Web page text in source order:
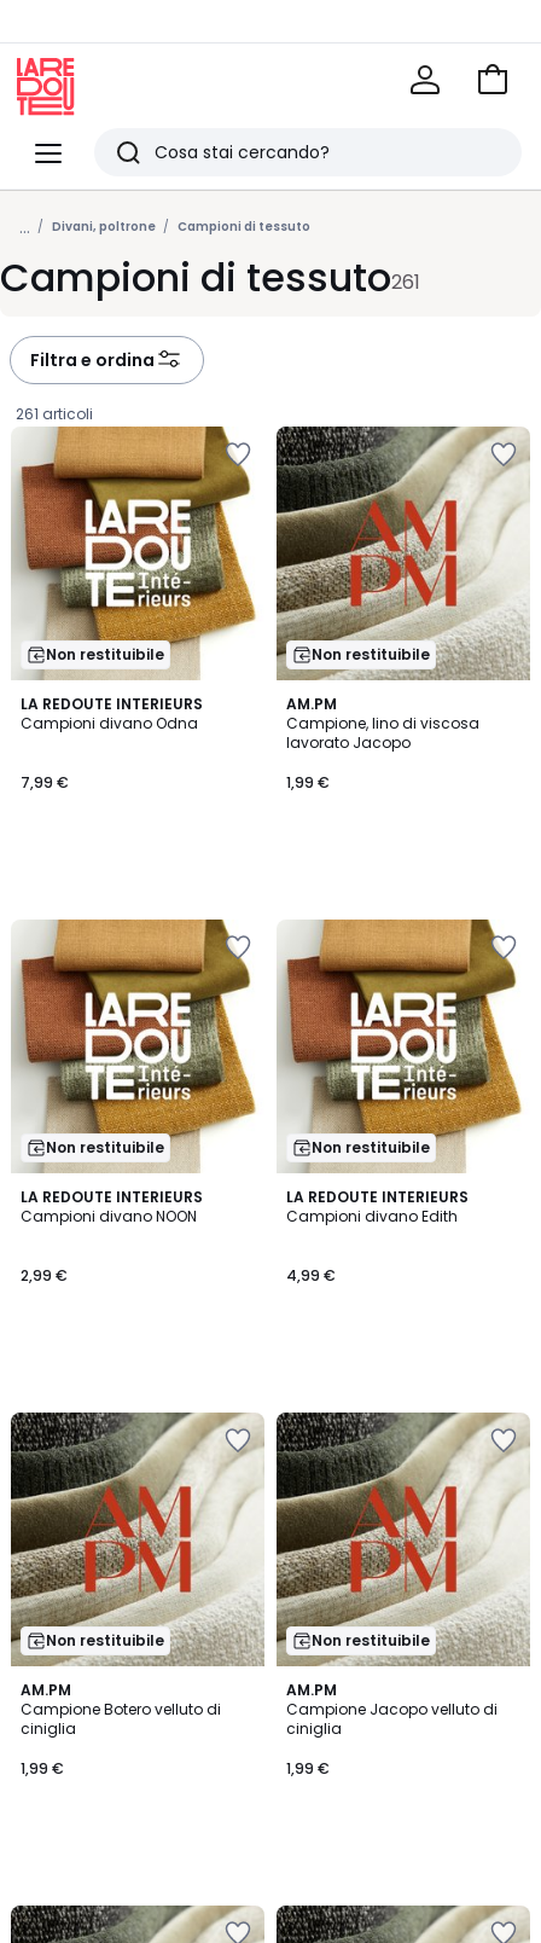
Menu
Redoute
Ricerca
Ultimi
articoli
visti
Vai
... Divani, poltrone Campioni di tessuto
Campioni di tessuto261
Filtra e ordina
261 articoli
Non restituibile
LA REDOUTE INTERIEURS
Campioni divano Odna
€.
7,99 €
Non restituibile
AM.PM
Campione, lino di viscosa
lavorato Jacopo
1,99 €
Non restituibile
LA REDOUTE INTERIEURS
Campioni divano NOON
2,99 €
Non restituibile
LA REDOUTE INTERIEURS
Campioni divano Edith
4,99 €
Non restituibile
AM.PM
Campione Botero velluto di
ciniglia
1,99 €
Non restituibile
AM.PM
Campione Jacopo velluto di
ciniglia
1,99 €